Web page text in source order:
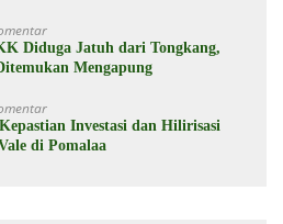
Diduga Jatuh dari Tongkang,
Mengapung
Investasi dan Hilirisasi
di Pomalaa